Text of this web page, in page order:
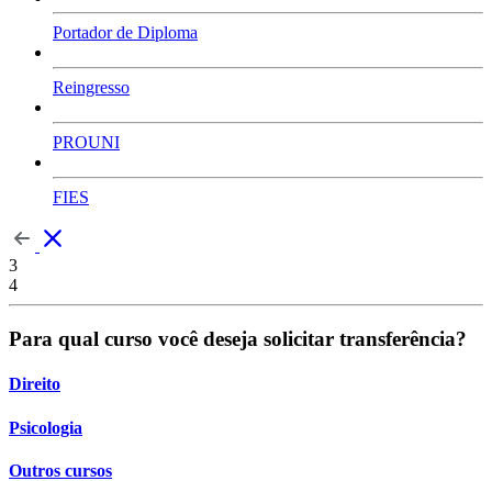
Portador de Diploma
Reingresso
PROUNI
FIES
3
4
Para qual curso você deseja solicitar transferência?
Direito
Psicologia
Outros cursos